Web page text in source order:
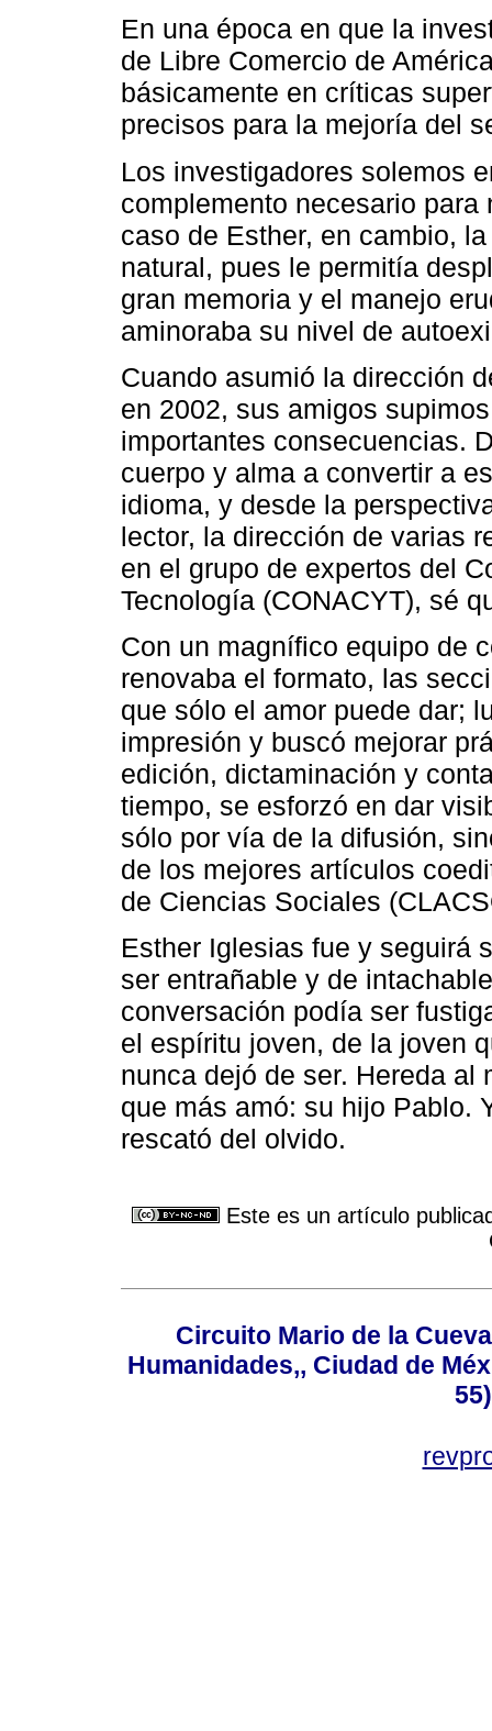
En una época en que la
de Libre Comercio de
básicamente en críticas
precisos para la mejoría del
Los investigadores solemos
complemento necesario
caso de Esther, en cambio,
natural, pues le permitía
gran memoria y el manejo
aminoraba su nivel de
Cuando asumió la dirección
en 2002, sus amigos
importantes consecuencias.
cuerpo y alma a convertir a
idioma, y desde la
lector, la dirección de varias
en el grupo de expertos del
Tecnología (CONACYT), sé
Con un magnífico equipo de
renovaba el formato, las
que sólo el amor puede dar;
impresión y buscó mejorar
edición, dictaminación y
tiempo, se esforzó en dar
sólo por vía de la difusión,
de los mejores artículos
de Ciencias Sociales
Esther Iglesias fue y seguirá
ser entrañable y de
conversación podía ser
el espíritu joven, de la joven
nunca dejó de ser. Hereda al
que más amó: su hijo Pablo.
rescató del olvido.
Este es un artículo
Circuito Mario de la
Humanidades,, Ciudad de